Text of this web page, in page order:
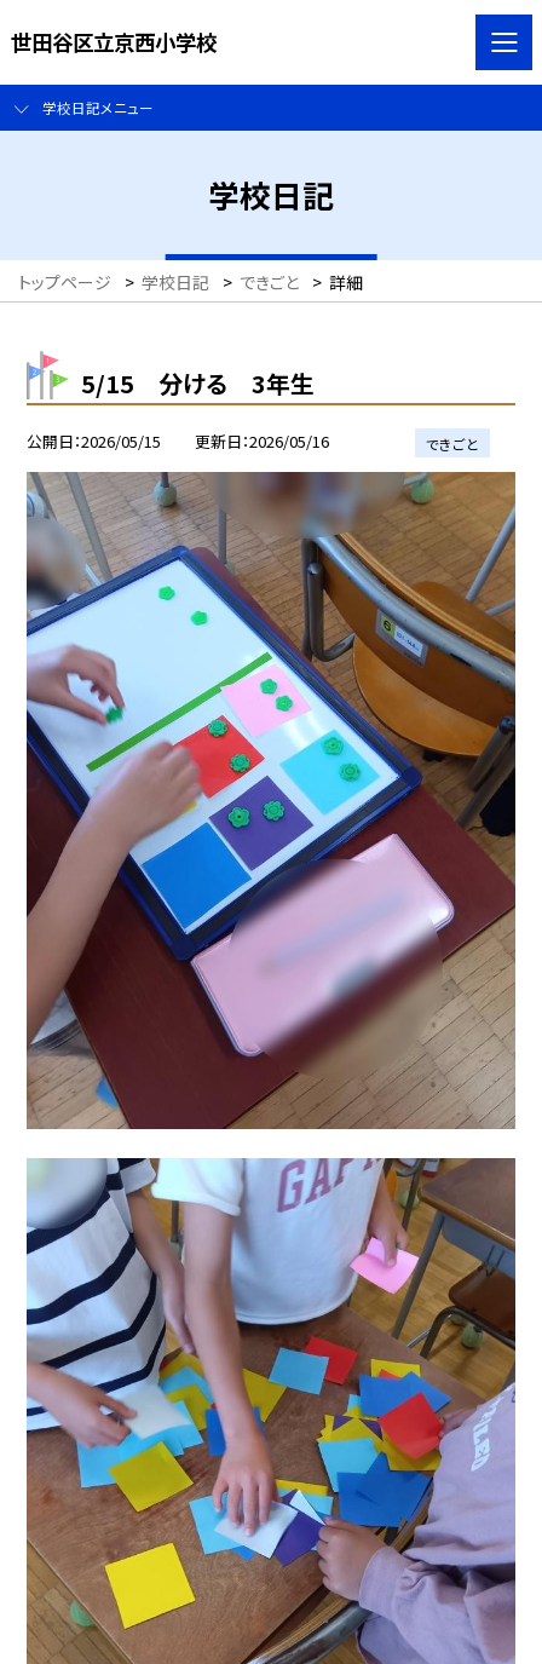
世田谷区立京西小学校
学校日記メニュー
学校日記
トップページ > 学校日記 > できごと > 詳細
5/15 分ける 3年生
公開日 2026/05/15 更新日 2026/05/16 できごと